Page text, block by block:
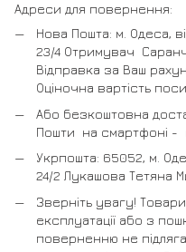
Адреси для повернення:
Нова Пошта: м. Одеса,
23/4 Отримувач
Відправка за Ваш
Оціночна вартість
Або безкоштовна
Пошти на смартфоні -
Укрпошта: 65052, м.
24/2 Лукашова Тетяна
Зверніть увагу!
експлуатації або з
поверненню не